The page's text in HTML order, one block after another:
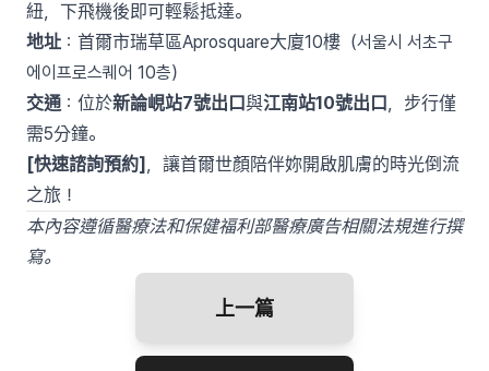
紐，下飛機後即可輕鬆抵達。
地址 ：首爾市瑞草區Aprosquare大廈10樓（서울시 서초구
에이프로스퀘어 10층）
交通 ：位於新論峴站7號出口與江南站10號出口，步行僅
需5分鐘。
[快速諮詢預約]，讓首爾世顏陪伴妳開啟肌膚的時光倒流
之旅！
本內容遵循醫療法和保健福利部醫療廣告相關法規進行撰
寫。
上一篇